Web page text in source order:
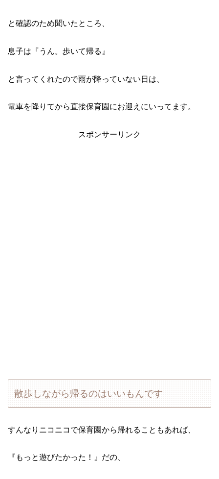
と確認のため聞いたところ、
息子は『うん。歩いて帰る』
と言ってくれたので雨が降っていない日は、
電車を降りてから直接保育園にお迎えにいってます。
スポンサーリンク
散歩しながら帰るのはいいもんです
すんなりニコニコで保育園から帰れることもあれば、
『もっと遊びたかった！』だの、